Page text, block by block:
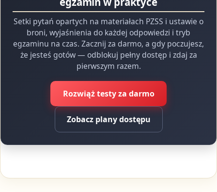
Setki pytań opartych na materiałach PZSS i ustawie o
broni, wyjaśnienia do każdej odpowiedzi i tryb
egzaminu na czas. Zacznij za darmo, a gdy poczujesz,
że jesteś gotów — odblokuj pełny dostęp i zdaj za
pierwszym razem.
Rozwiąż testy za darmo
Zobacz plany dostępu